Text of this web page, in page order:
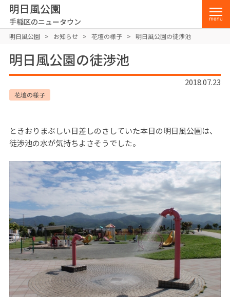
明日風公園
手稲区のニュータウン
明日風公園 > お知らせ > 花壇の様子 > 明日風公園の徒渉池
明日風公園の徒渉池
2018.07.23
花壇の様子
ときおりまぶしい日差しのさしていた本日の明日風公園は、
徒渉池の水が気持ちよさそうでした。